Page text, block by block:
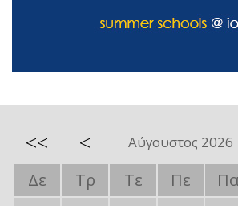
<< < Αύγουστος 2026
Δε Τρ Τε Πε Πα